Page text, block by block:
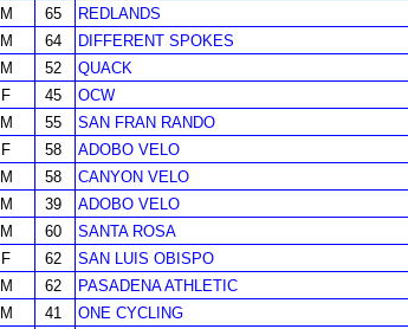
M 65
REDLANDS
M 64
DIFFERENT SPOKES
M 52
QUACK
F 45
OCW
M 55
SAN FRAN RANDO
F 58
ADOBO VELO
M 58
CANYON VELO
M 39
ADOBO VELO
M 60
SANTA ROSA
F 62
SAN LUIS OBISPO
M 62
PASADENA ATHLETIC
M 41
ONE CYCLING